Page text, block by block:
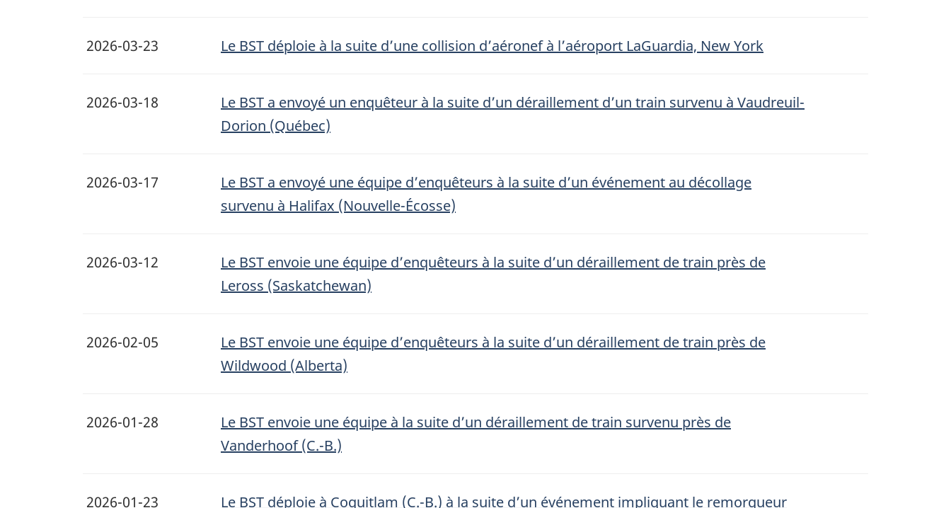
2026-03-23 Le BST déploie à la suite d’une collision d’aéronef à l’aéroport LaGuardia, New York
2026-03-18
Le BST a envoyé un enquêteur à la suite d’un déraillement d’un train survenu à Vaudreuil-
Dorion (Québec)
2026-03-17
Le BST a envoyé une équipe d’enquêteurs à la suite d’un événement au décollage
survenu à Halifax (Nouvelle-Écosse)
2026-03-12
Le BST envoie une équipe d’enquêteurs à la suite d’un déraillement de train près de
Leross (Saskatchewan)
2026-02-05
Le BST envoie une équipe d’enquêteurs à la suite d’un déraillement de train près de
Wildwood (Alberta)
2026-01-28
Le BST envoie une équipe à la suite d’un déraillement de train survenu près de
Vanderhoof (C.-B.)
2026-01-23
Le BST déploie à Coquitlam (C.-B.) à la suite d’un événement impliquant le remorqueur